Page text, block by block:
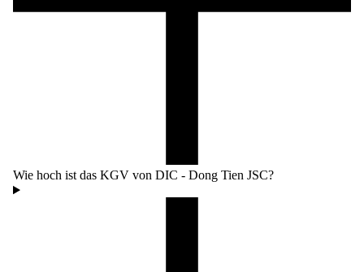
Wie hoch ist das KGV von DIC - Dong Tien JSC?